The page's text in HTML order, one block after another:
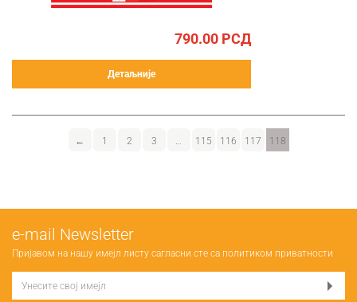
790.00 РСД
Детаљније
← 1 2 3 115 116 117 118
е-mail Newsletter
Пријавом на нашу имејл листу сагласни сте са политиком приватности